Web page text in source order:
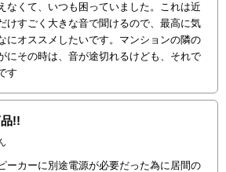
なくて、いつも困っていました。これは近
けすごく大きな音で聞けるので、最高に気
にオススメしたいです。マンションの隣の
にその時は、音が途切れるけども、それで
す
!!
ーカーに別途電源が必要だった為に居間の